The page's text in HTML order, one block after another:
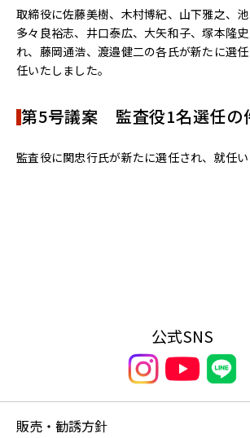
取締役に佐藤美樹、木村博紀、山下雅之、池
多々良裕志、井口泰広、大矢和子、塚本隆
れ、藤岡通浩、渡邉健二の各氏が新たに選
任いたしました。
第5号議案 監査役1名選任の
監査役に関忠行氏が新たに選任され、就任い
公式SNS
販売・勧誘方針